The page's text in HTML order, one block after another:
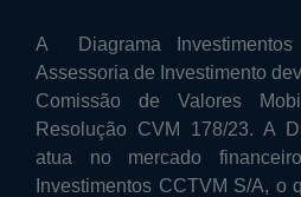
A Diagrama
Assessoria de Investimento
Comissão de Valores
Resolução CVM 178/23. A
atua no mercado
Investimentos CCTVM S/A, o